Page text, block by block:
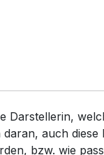
Darstellerin,
auch
bzw. wie